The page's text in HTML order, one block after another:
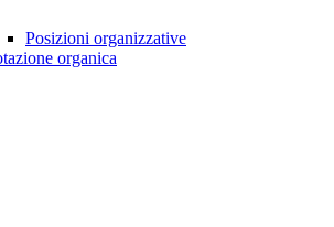
Posizioni organizzative
organica